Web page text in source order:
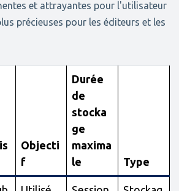
et attrayantes pour l'utilisateur
précieuses pour les éditeurs et les
Objecti
f
Durée
de
stocka
ge
maxima
le
Type